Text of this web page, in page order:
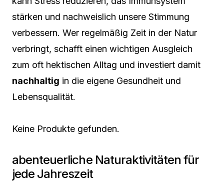
stärken und nachweislich unsere Stimmung
verbessern. Wer regelmäßig Zeit in der Natur
verbringt, schafft einen wichtigen Ausgleich
zum oft hektischen Alltag und investiert damit
nachhaltig in die eigene Gesundheit und
Lebensqualität.
Keine Produkte gefunden.
abenteuerliche Naturaktivitäten für
jede Jahreszeit